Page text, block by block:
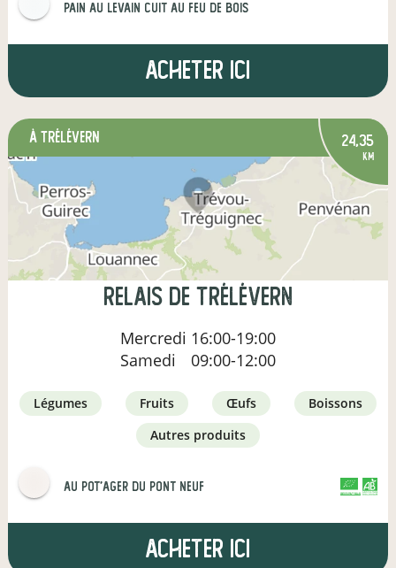
Pain au levain Cuit au feu de bois
Acheter ici
à Trélévern 24,35
km
Relais de Trélévern
Mercredi 16:00-19:00
Samedi
09:00-12:00
légumes fruits œufs
boissons
autres produits
Au Pot'ager Du Pont Neuf
Acheter ici